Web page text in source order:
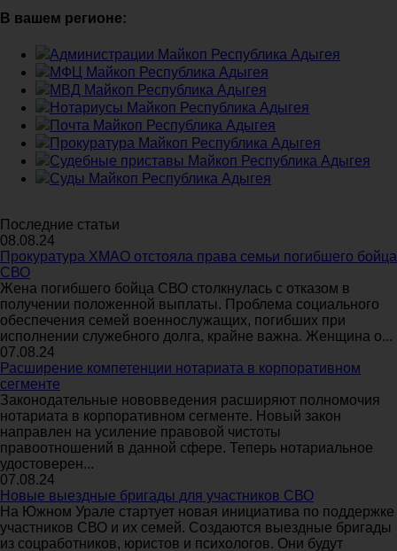
В вашем регионе:
Администрации Майкоп Республика Адыгея
МФЦ Майкоп Республика Адыгея
МВД Майкоп Республика Адыгея
Нотариусы Майкоп Республика Адыгея
Почта Майкоп Республика Адыгея
Прокуратура Майкоп Республика Адыгея
Судебные приставы Майкоп Республика Адыгея
Суды Майкоп Республика Адыгея
Последние статьи
08.08.24
Прокуратура ХМАО отстояла права семьи погибшего бойца
СВО
Жена погибшего бойца СВО столкнулась с отказом в
получении положенной выплаты. Проблема социального
обеспечения семей военнослужащих, погибших при
исполнении служебного долга, крайне важна. Женщина о...
07.08.24
Расширение компетенции нотариата в корпоративном
сегменте
Законодательные нововведения расширяют полномочия
нотариата в корпоративном сегменте. Новый закон
направлен на усиление правовой чистоты
правоотношений в данной сфере. Теперь нотариальное
удостоверен...
07.08.24
Новые выездные бригады для участников СВО
На Южном Урале стартует новая инициатива по поддержке
участников СВО и их семей. Создаются выездные бригады
из соцработников, юристов и психологов. Они будут